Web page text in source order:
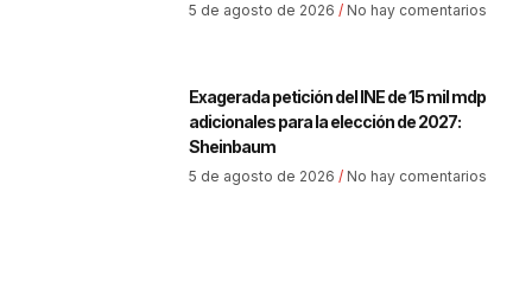
5 de agosto de 2026 No hay comentarios
Exagerada petición del INE de 15 mil mdp
adicionales para la elección de 2027:
Sheinbaum
5 de agosto de 2026 No hay comentarios